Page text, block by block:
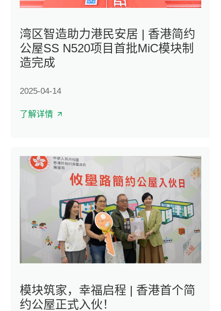
湾区智造助力港民安居 | 香港简约
公屋SS N520项目首批MiC模块制
造完成
2025-04-14
了解详情
模块筑家，幸福启程 | 香港首个简
约公屋正式入伙！